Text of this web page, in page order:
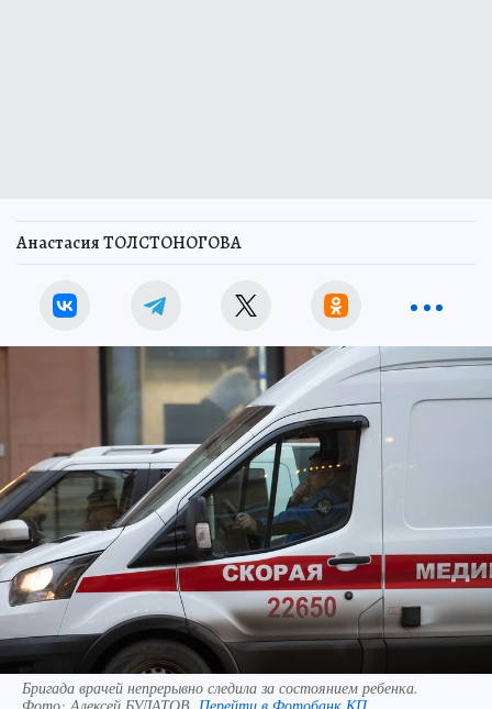
Анастасия ТОЛСТОНОГОВА
Бригада врачей непрерывно следила за состоянием ребенка.